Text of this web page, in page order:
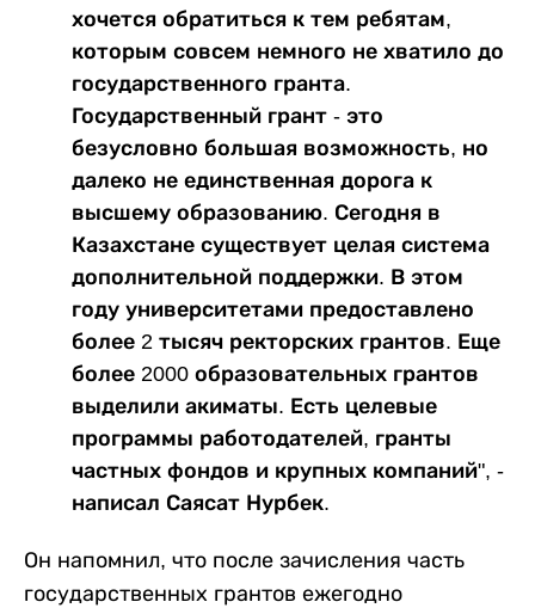
хочется обратиться к тем ребятам,
которым совсем немного не хватило до
государственного гранта.
Государственный грант - это
безусловно большая возможность, но
далеко не единственная дорога к
высшему образованию. Сегодня в
Казахстане существует целая система
дополнительной поддержки. В этом
году университетами предоставлено
более 2 тысяч ректорских грантов. Еще
более 2000 образовательных грантов
выделили акиматы. Есть целевые
программы работодателей, гранты
частных фондов и крупных компаний", -
написал Саясат Нурбек.
Он напомнил, что после зачисления часть
государственных грантов ежегодно